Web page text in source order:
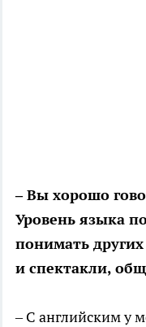
– Вы хорошо
Уровень языка
понимать
и спектакли,
– С английским у